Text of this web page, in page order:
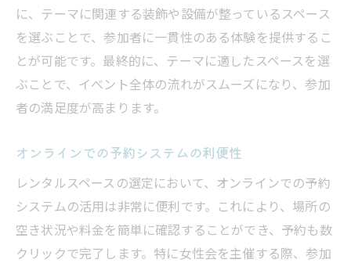
に、テーマに関連する装飾や設備が整っているスペース
を選ぶことで、参加者に一貫性のある体験を提供するこ
とが可能です。最終的に、テーマに適したスペースを選
ぶことで、イベント全体の流れがスムーズになり、参加
者の満足度が高まります。
オンラインでの予約システムの利便性
レンタルスペースの選定において、オンラインでの予約
システムの活用は非常に便利です。これにより、場所の
空き状況や料金を簡単に確認することができ、予約も数
クリックで完了します。特に女性会を主催する際、参加